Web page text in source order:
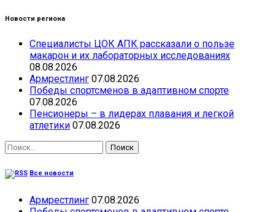
Новости региона
Специалисты ЦОК АПК рассказали о пользе
макарон и их лабораторных исследованиях
08.08.2026
Армрестлинг 07.08.2026
Победы спортсменов в адаптивном спорте
07.08.2026
Пенсионеры – в лидерах плавания и легкой
атлетики 07.08.2026
Найти:
Все новости
Армрестлинг 07.08.2026